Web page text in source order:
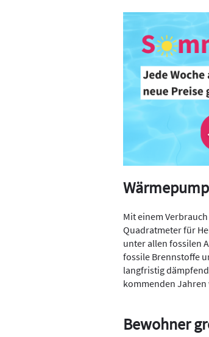
Mit einem
Quadratmeter für
unter allen fossilen
fossile Brennstoffe
langfristig
kommenden Jahren
Bewohner